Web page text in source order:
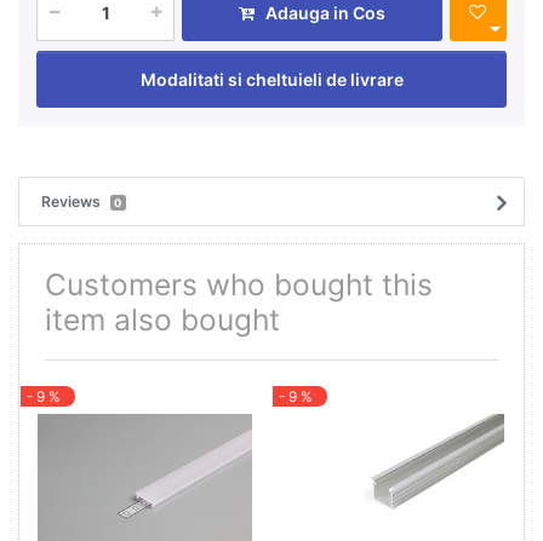
Adauga in Cos
Modalitati si cheltuieli de livrare
Reviews 0
Customers who bought this
item also bought
- 9 % - 9 %